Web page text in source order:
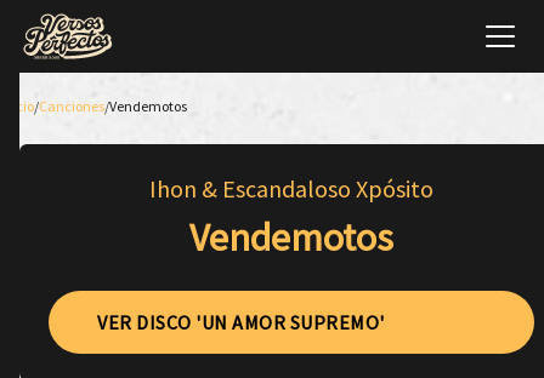
Inicio/Canciones/Vendemotos
Ihon & Escandaloso Xpósito
Vendemotos
VER DISCO 'UN AMOR SUPREMO'